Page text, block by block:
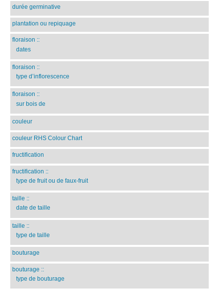
durée germinative
plantation ou repiquage
floraison ::
dates
floraison ::
type d’inflorescence
floraison ::
sur bois de
couleur
couleur RHS Colour Chart
fructification
fructification ::
type de fruit ou de faux-fruit
taille ::
date de taille
taille ::
type de taille
bouturage
bouturage ::
type de bouturage